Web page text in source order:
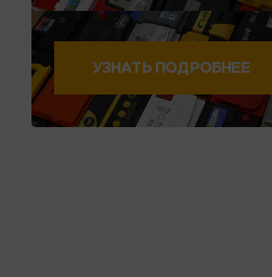
УЗНАТЬ ПОДРОБНЕЕ